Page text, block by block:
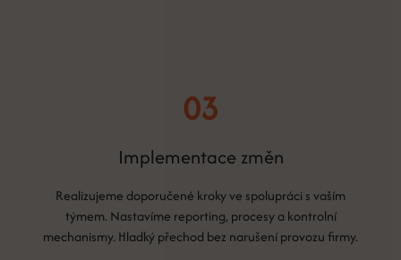
03
Implementace změn
Realizujeme doporučené kroky ve spolupráci s vaším
týmem. Nastavíme reporting, procesy a kontrolní
mechanismy. Hladký přechod bez narušení provozu firmy.